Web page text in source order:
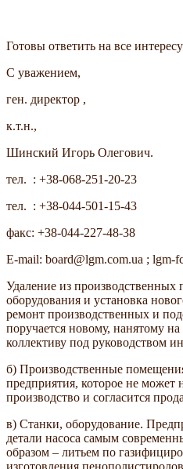
Готовы ответить на все
С уважением,
ген. директор ,
к.т.н.,
Шинский Игорь Олегович.
тел. : +38-068-251-20-23
тел. : +38-044-501-15-43
факс: +38-044-227-48-38
E-mail: board@lgm.com.ua ; lgm-
Удаление из производственных
оборудования и установка
ремонт производственных и
поручается новому, нанятому
коллективу под руководством
б) Производственные
предприятия, которое не может
производство и согласится
в) Станки, оборудование.
детали насоса самым
образом – литьем по
изготовления